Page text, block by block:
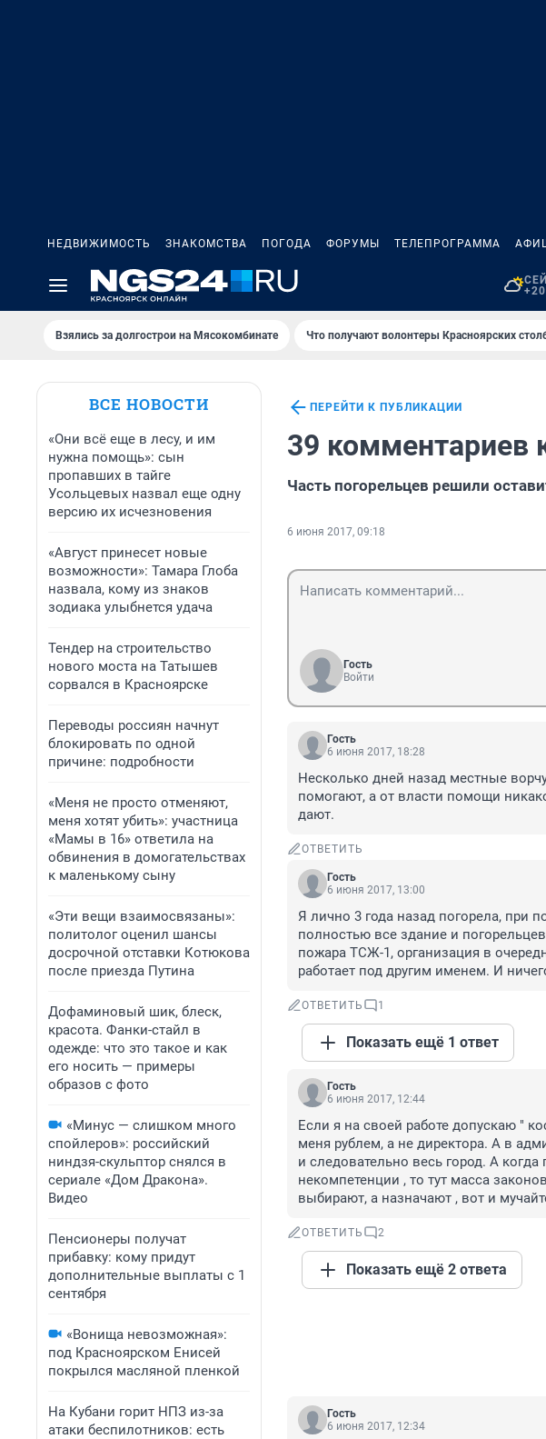
НЕДВИЖИМОСТЬ ЗНАКОМСТВА ПОГОДА ФОРУМЫ ТЕЛЕПРОГРАММА
Взялись за долгострои на Мясокомбинате Что получают волонтеры Красноярских
ВСЕ НОВОСТИ
«Они всё еще в лесу, и им
нужна помощь»: сын
пропавших в тайге
Усольцевых назвал еще одну
версию их исчезновения
«Август принесет новые
возможности»: Тамара Глоба
назвала, кому из знаков
зодиака улыбнется удача
Тендер на строительство
нового моста на Татышев
сорвался в Красноярске
Переводы россиян начнут
блокировать по одной
причине: подробности
«Меня не просто отменяют,
меня хотят убить»: участница
«Мамы в 16» ответила на
обвинения в домогательствах
к маленькому сыну
«Эти вещи взаимосвязаны»:
политолог оценил шансы
досрочной отставки Котюкова
после приезда Путина
Дофаминовый шик, блеск,
красота. Фанки-стайл в
одежде: что это такое и как
его носить — примеры
образов с фото
«Минус — слишком много
спойлеров»: российский
ниндзя-скульптор снялся в
сериале «Дом Дракона».
Видео
Пенсионеры получат
прибавку: кому придут
дополнительные выплаты с 1
сентября
«Вонища невозможная»:
под Красноярском Енисей
покрылся масляной пленкой
На Кубани горит НПЗ из-за
атаки беспилотников: есть
ПЕРЕЙТИ К ПУБЛИКАЦИИ
39 комментариев
Часть погорельцев решили
6 июня 2017, 09:18
Гость
Войти
Гость
6 июня 2017, 18:28
Несколько дней назад местные
помогают, а от власти помощи
дают.
ОТВЕТИТЬ
Гость
6 июня 2017, 13:00
Я лично 3 года назад погорела, при
полностью все здание и
пожара ТСЖ-1, организация в
работает под другим именем. И
ОТВЕТИТЬ 1
Показать ещё 1 ответ
Гость
6 июня 2017, 12:44
Если я на своей работе допускаю "
меня рублем, а не директора. А в
и следовательно весь город. А
некомпетенции , то тут масса
выбирают, а назначают , вот и
ОТВЕТИТЬ 2
Показать ещё 2 ответа
Гость
6 июня 2017, 12:34